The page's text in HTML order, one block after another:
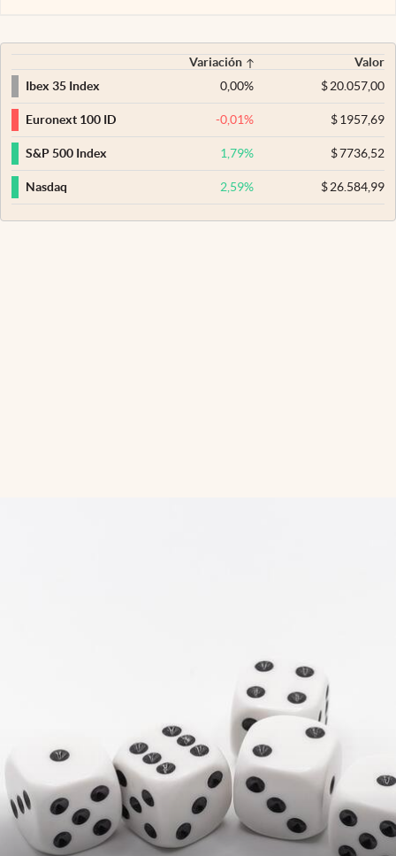
Variación
Valor
Ibex 35 Index
0,00% $20.057,00
Euronext 100 ID -0,01% $1957,69
S&P 500 Index 1,79% $7736,52
Nasdaq 2,59% $26.584,99